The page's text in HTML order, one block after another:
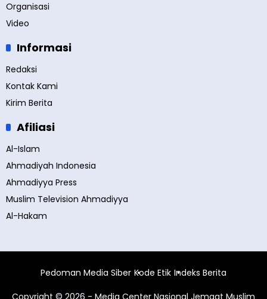
Organisasi
Video
Informasi
Redaksi
Kontak Kami
Kirim Berita
Afiliasi
Al-Islam
Ahmadiyah Indonesia
Ahmadiyya Press
Muslim Television Ahmadiyya
Al-Hakam
Pedoman Media Siber Kode Etik Indeks Berita